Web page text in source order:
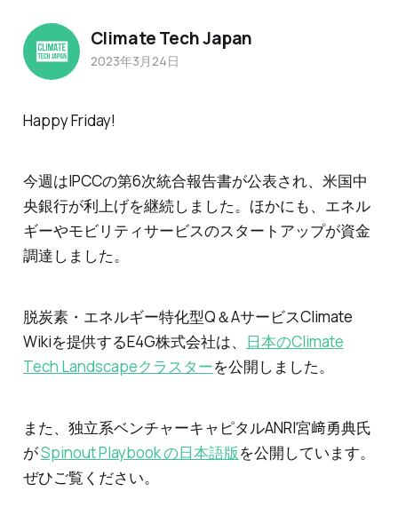
Happy Friday!
今週はIPCCの第6次統合報告書が公表され、米国中
央銀行が利上げを継続しました。ほかにも、エネル
ギーやモビリティサービスのスタートアップが資金
調達しました。
脱炭素・エネルギー特化型Q＆AサービスClimate
Wikiを提供するE4G株式会社は、
日本のClimate
Tech Landscapeクラスターを公開しました。
また、独立系ベンチャーキャピタルANRI宮﨑勇典氏
がSpinout Playbook の日本語版を公開しています。
ぜひご覧ください。
Climate Tech Japan
2023年3月24日